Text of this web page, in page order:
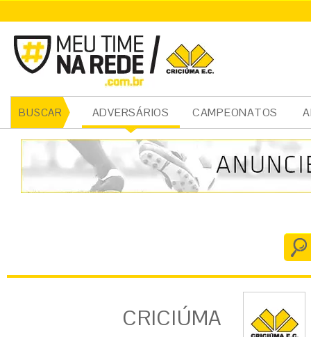
BUSCAR ADVERSÁRIOS CAMPEONATOS
CRICIÚMA
CRICIÚMA